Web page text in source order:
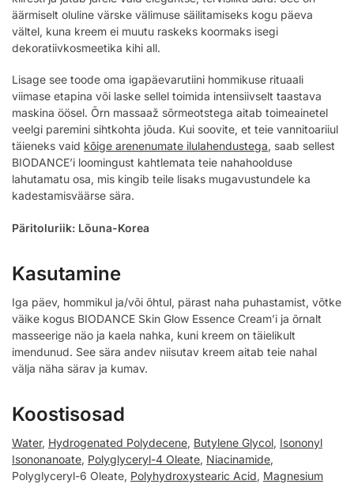
äärmiselt oluline värske välimuse säilitamiseks kogu päeva
vältel, kuna kreem ei muutu raskeks koormaks isegi
dekoratiivkosmeetika kihi all.
Lisage see toode oma igapäevarutiini hommikuse rituaali
viimase etapina või laske sellel toimida intensiivselt taastava
maskina öösel. Õrn massaaž sõrmeotstega aitab toimeainetel
veelgi paremini sihtkohta jõuda. Kui soovite, et teie vannitoariiul
täieneks vaid kõige arenenumate ilulahendustega, saab sellest
BIODANCE’i loomingust kahtlemata teie nahahoolduse
lahutamatu osa, mis kingib teile lisaks mugavustundele ka
kadestamisväärse sära.
Päritoluriik: Lõuna-Korea
Kasutamine
Iga päev, hommikul ja/või õhtul, pärast naha puhastamist, võtke
väike kogus BIODANCE Skin Glow Essence Cream’i ja õrnalt
masseerige näo ja kaela nahka, kuni kreem on täielikult
imendunud. See sära andev niisutav kreem aitab teie nahal
välja näha särav ja kumav.
Koostisosad
Water, Hydrogenated Polydecene, Butylene Glycol, Isononyl
Isononanoate, Polyglyceryl-4 Oleate, Niacinamide,
Polyglyceryl-6 Oleate, Polyhydroxystearic Acid, Magnesium